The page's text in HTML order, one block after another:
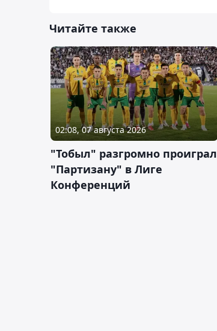
Читайте также
02:08, 07 августа 2026
"Тобыл" разгромно проиграл
"Партизану" в Лиге
Конференций